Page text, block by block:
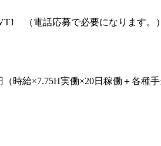
（電話応募で必要になります。）
（時給×7.75H実働×20日稼働＋各種手